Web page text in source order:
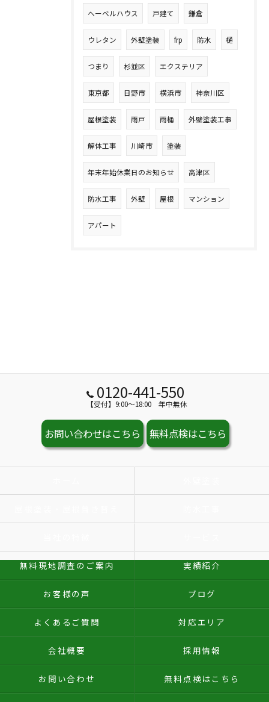
へーベルハウス 戸建て 鎌倉
ウレタン 外壁塗装 frp 防水 樋
つまり 杉並区 エクステリア
東京都 日野市 横浜市 神奈川区
屋根塗装 雨戸 雨桶 外壁塗装工事
解体工事 川崎市 塗装
年末年始休業日のお知らせ 高津区
防水工事 外壁 屋根 マンション
アパート
0120-441-550
【受付】9:00～18:00 年中無休
お問い合わせはこちら 無料点検はこちら
無料現地調査のご案内 実績紹介
お客様の声 ブログ
よくあるご質問 対応エリア
会社概要 採用情報
お問い合わせ 無料点検はこちら